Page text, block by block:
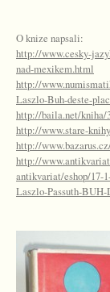
O knize napsali:
http://www.cesky-
nad-mexikem.html
http://
Laszlo-Buh-deste-
http://baila.net/kniha/
http://www.stare-
http://
http://
antikvariat/eshop/
Laszlo-Passuth-